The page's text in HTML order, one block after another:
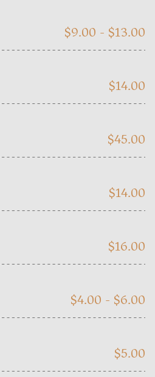
$9.00 - $13.00
$14.00
$45.00
$14.00
$16.00
$4.00 - $6.00
$5.00